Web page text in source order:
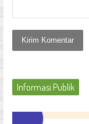
Informasi Publik